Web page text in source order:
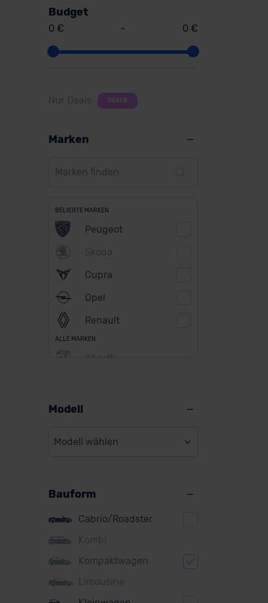
Budget
0 € - 0 €
Nur Deals DEALS
Marken
BELIEBTE MARKEN
Peugeot
Skoda
Cupra
Opel
Renault
ALLE MARKEN
Abarth
BMW
Citroen
Cupra
DS
Dacia
Fiat
Modell
Modell wählen
Bauform
Cabrio/Roadster
Kombi
Kompaktwagen
Limousine